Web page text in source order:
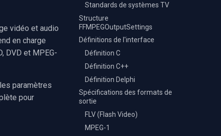
Standards de systèmes TV
Structure
FFMPEGOutputSettings
Définitions de l'interface
Définition C
Définition C++
Définition Delphi
Spécifications des formats de
sortie
FLV (Flash Video)
MPEG-1
vidéo et audio
en charge
DVD et MPEG-
paramètres
pour